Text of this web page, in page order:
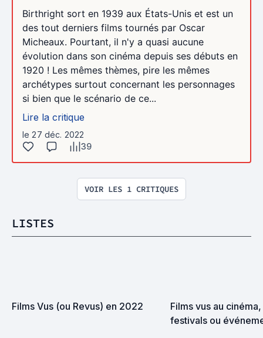
Birthright sort en 1939 aux États-Unis et est un
des tout derniers films tournés par Oscar
Micheaux. Pourtant, il n'y a quasi aucune
évolution dans son cinéma depuis ses débuts en
1920 ! Les mêmes thèmes, pire les mêmes
archétypes surtout concernant les personnages
si bien que le scénario de ce...
Lire la critique
le 27 déc. 2022
39
VOIR LES 1 CRITIQUES
LISTES
Films Vus (ou Revus) en 2022
Films vus au
festivals ou